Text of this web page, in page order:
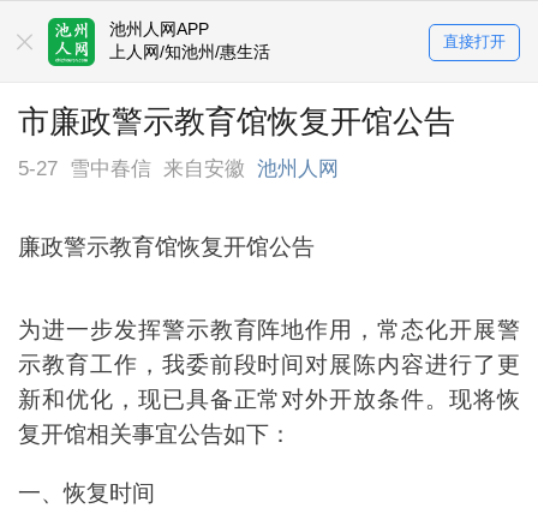
池州人网APP
上人网/知池州/惠生活
直接打开
市廉政警示教育馆恢复开馆公告
5-27 雪中春信 来自安徽 池州人网
廉政警示教育馆恢复开馆公告
为进一步发挥警示教育阵地作用，常态化开展警
示教育工作，我委前段时间对展陈内容进行了更
新和优化，现已具备正常对外开放条件。现将恢
复开馆相关事宜公告如下：
一、恢复时间